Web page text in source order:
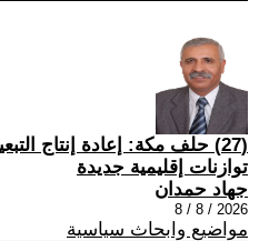
(27) حلف مكة: إعادة إنتاج
توازنات إقليمية جديدة
جهاد حمدان
2026 / 8 / 8
مواضيع وابحاث سياسية